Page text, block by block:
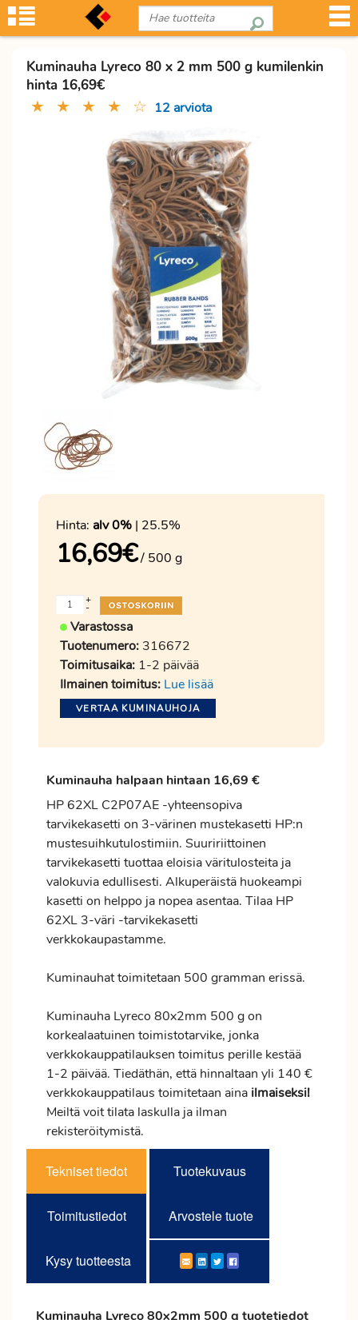
Kuminauha Lyreco 80 x 2 mm 500 g kumilenkin
hinta 16,69€
★ ★ ★ ★ ☆ 12 arviota
Hinta: alv 0% | 25.5%
16,69€/ 500 g
-
+
Varastossa
Tuotenumero: 316672
Toimitusaika: 1-2 päivää
Ilmainen toimitus: Lue lisää
VERTAA KUMINAUHOJA
Kuminauha halpaan hintaan 16,69 €
HP 62XL C2P07AE -yhteensopiva
tarvikekasetti on 3-värinen mustekasetti HP:n
mustesuihkutulostimiin. Suuririittoinen
tarvikekasetti tuottaa eloisia väritulosteita ja
valokuvia edullisesti. Alkuperäistä huokeampi
kasetti on helppo ja nopea asentaa. Tilaa HP
62XL 3-väri -tarvikekasetti
verkkokaupastamme.
Kuminauhat toimitetaan 500 gramman erissä.
Kuminauha Lyreco 80x2mm 500 g on
korkealaatuinen toimistotarvike, jonka
verkkokauppatilauksen toimitus perille kestää
1-2 päivää. Tiedäthän, että hinnaltaan yli 140 €
verkkokauppatilaus toimitetaan aina ilmaiseksi!
Meiltä voit tilata laskulla ja ilman
rekisteröitymistä.
Tekniset tiedot Tuotekuvaus
Toimitustiedot Arvostele tuote
Kysy tuotteesta
Kuminauha Lyreco 80x2mm 500 g tuotetiedot